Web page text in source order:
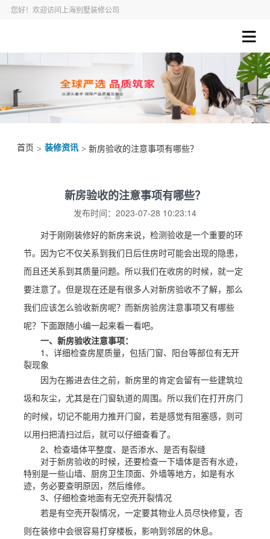
您好！欢迎访问上海别墅装修公司
首页 > 装修资讯 > 新房验收的注意事项有哪些？
新房验收的注意事项有哪些？
发布时间：2023-07-28 10:23:14
对于刚刚装修好的新房来说，检测验收是一个重要的环
节。因为它不仅关系到我们日后住房时可能会出现的隐患，
而且还关系到其质量问题。所以我们在收房的时候，就一定
要注意了。但是现在还是有很多人对新房验收不了解，那么
我们应该怎么验收新房呢？而新房验房注意事项又有哪些
呢？下面跟随小编一起来看一看吧。
一、新房验收注意事项：
1、详细检查房屋质量，包括门窗、阳台等部位有无开
裂现象
因为在搬进去住之前，新房里的肯定会留有一些建筑垃
圾和灰尘，尤其是在门窗轨道的周围。所以我们在打开房门
的时候，切记不能用力推开门窗，若是感觉有阻塞感，则可
以用扫把清扫过后，就可以仔细查看了。
2、检查墙体平整度、是否渗水、是否有裂缝
对于新房验收的时候，还要检查一下墙体是否有水迹，
特别是一些山墙、厨房卫生顶面、外墙等地方，如是有水
迹，务必要查明原因，然后维修。
3、仔细检查地面有无空壳开裂情况
若是有空壳开裂情况，一定要其物业人员尽快修复，否
则在装修中会很容易打穿楼板，影响到邻居的休息。